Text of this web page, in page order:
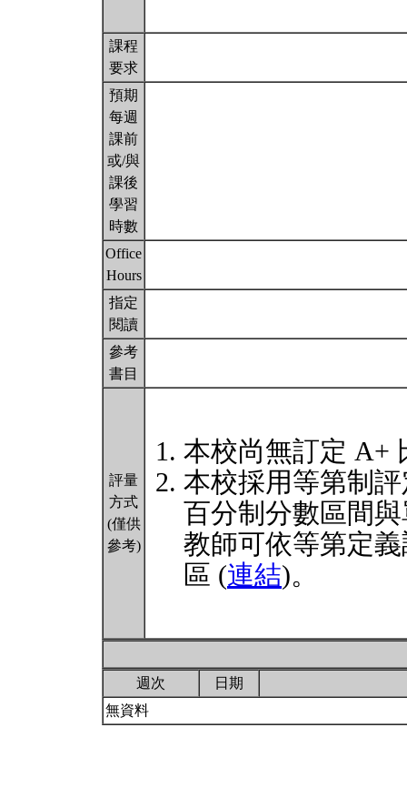
課程
要求
預期
每週
課前
或/與
課後
學習
時數
Office
Hours
指定
閱讀
參考
書目
評量
方式
(僅供
參考)
本校尚無訂定 A+
本校採用等第制
百分制分數區間
教師可依等第定
區 (連結)。
週次
日期
無資料